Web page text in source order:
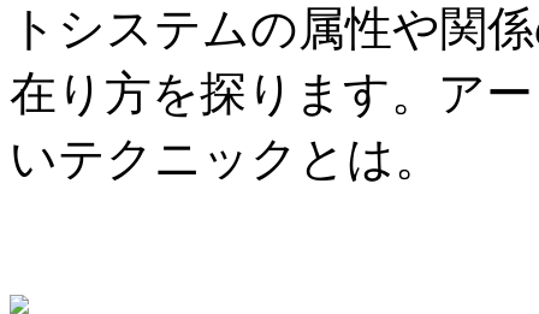
トシステムの属性や関
在り方を探ります。ア
いテクニックとは。